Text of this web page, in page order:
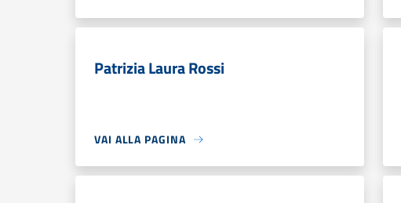
Patrizia Laura Rossi
VAI ALLA PAGINA